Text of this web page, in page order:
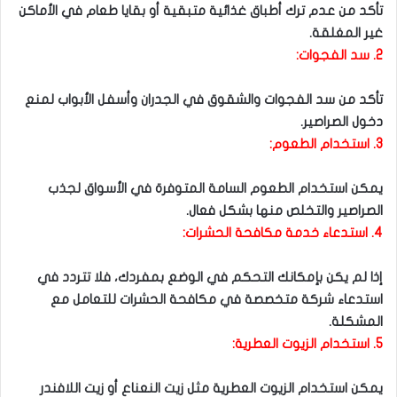
تأكد من عدم ترك أطباق غذائية متبقية أو بقايا طعام في الأماكن
غير المغلقة.
2. سد الفجوات:
تأكد من سد الفجوات والشقوق في الجدران وأسفل الأبواب لمنع
دخول الصراصير.
3. استخدام الطعوم:
يمكن استخدام الطعوم السامة المتوفرة في الأسواق لجذب
الصراصير والتخلص منها بشكل فعال.
4. استدعاء خدمة مكافحة الحشرات:
إذا لم يكن بإمكانك التحكم في الوضع بمفردك، فلا تتردد في
استدعاء شركة متخصصة في مكافحة الحشرات للتعامل مع
المشكلة.
5. استخدام الزيوت العطرية:
يمكن استخدام الزيوت العطرية مثل زيت النعناع أو زيت اللافندر